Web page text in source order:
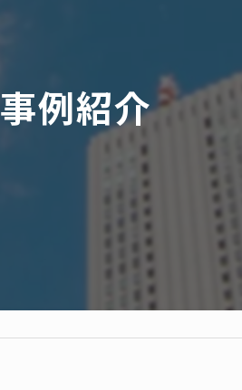
就労ビザ
事例紹介